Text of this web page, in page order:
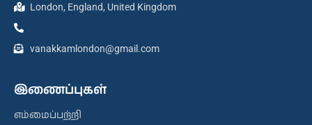
London, England, United Kingdom
vanakkamlondon@gmail.com
இணைப்புகள்
எம்மைப்பற்றி